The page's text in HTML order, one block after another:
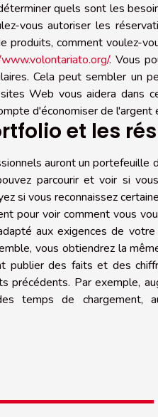
quels sont les
vous autoriser les
produits, comment voulez-
. Vous
Cela peut sembler un
Web vous aidera dans
d'économiser de
et les
auront un
parcourir et voir si
si vous reconnaissez
pour voir comment vous
aux exigences de
vous obtiendrez la
publier des faits et des
précédents. Par exemple,
temps de chargement,